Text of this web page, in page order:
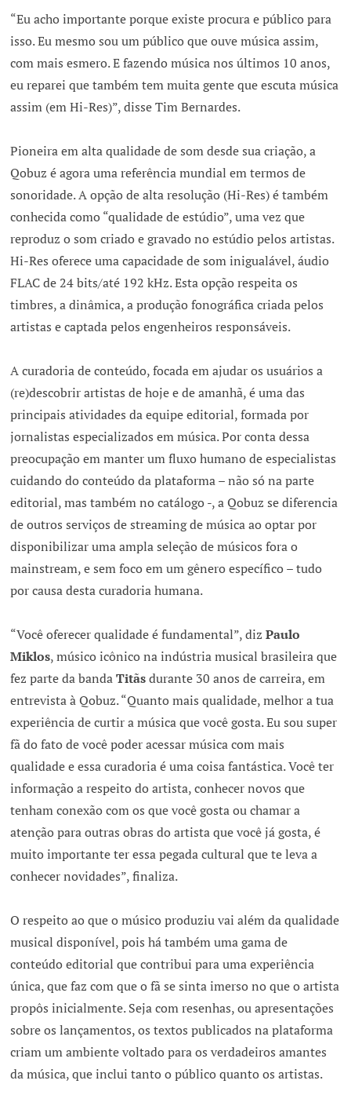
“Eu acho importante porque existe procura e público para
isso. Eu mesmo sou um público que ouve música assim,
com mais esmero. E fazendo música nos últimos 10 anos,
eu reparei que também tem muita gente que escuta música
assim (em Hi-Res)”, disse Tim Bernardes.
Pioneira em alta qualidade de som desde sua criação, a
Qobuz é agora uma referência mundial em termos de
sonoridade. A opção de alta resolução (Hi-Res) é também
conhecida como “qualidade de estúdio”, uma vez que
reproduz o som criado e gravado no estúdio pelos artistas.
Hi-Res oferece uma capacidade de som inigualável, áudio
FLAC de 24 bits/até 192 kHz. Esta opção respeita os
timbres, a dinâmica, a produção fonográfica criada pelos
artistas e captada pelos engenheiros responsáveis.
A curadoria de conteúdo, focada em ajudar os usuários a
(re)descobrir artistas de hoje e de amanhã, é uma das
principais atividades da equipe editorial, formada por
jornalistas especializados em música. Por conta dessa
preocupação em manter um fluxo humano de especialistas
cuidando do conteúdo da plataforma – não só na parte
editorial, mas também no catálogo -, a Qobuz se diferencia
de outros serviços de streaming de música ao optar por
disponibilizar uma ampla seleção de músicos fora o
mainstream, e sem foco em um gênero específico – tudo
por causa desta curadoria humana.
“Você oferecer qualidade é fundamental”, dizPaulo
Miklos, músico icônico na indústria musical brasileira que
fez parte da bandaTitãsdurante 30 anos de carreira, em
entrevista à Qobuz. “Quanto mais qualidade, melhor a tua
experiência de curtir a música que você gosta. Eu sou super
fã do fato de você poder acessar música com mais
qualidade e essa curadoria é uma coisa fantástica. Você ter
informação a respeito do artista, conhecer novos que
tenham conexão com os que você gosta ou chamar a
atenção para outras obras do artista que você já gosta, é
muito importante ter essa pegada cultural que te leva a
conhecer novidades”, finaliza.
O respeito ao que o músico produziu vai além da qualidade
musical disponível, pois há também uma gama de
conteúdo editorial que contribui para uma experiência
única, que faz com que o fã se sinta imerso no que o artista
propôs inicialmente. Seja com resenhas, ou apresentações
sobre os lançamentos, os textos publicados na plataforma
criam um ambiente voltado para os verdadeiros amantes
da música, que inclui tanto o público quanto os artistas.